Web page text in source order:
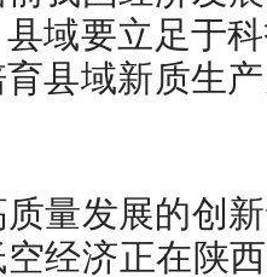
域要立足于
县域新质生
量发展的创
经济正在陕